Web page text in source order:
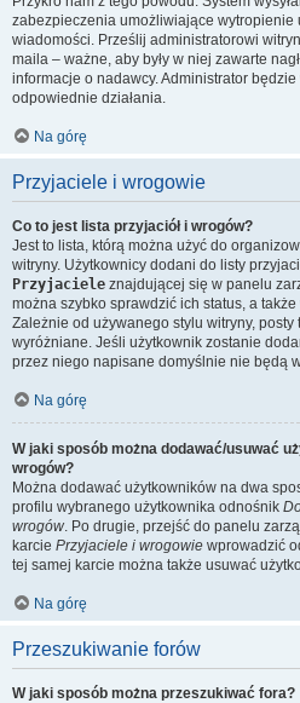
zabezpieczenia umożliwiające wytropienie
wiadomości. Prześlij administratorowi
maila – ważne, aby były w niej zawarte
informacje o nadawcy. Administrator
odpowiednie działania.
Na górę
Przyjaciele i wrogowie
Co to jest lista przyjaciół i wrogów?
Jest to lista, którą można użyć do
witryny. Użytkownicy dodani do listy
Przyjaciele znajdującej się w panelu
można szybko sprawdzić ich status, a
Zależnie od używanego stylu witryny,
wyróżniane. Jeśli użytkownik zostanie
przez niego napisane domyślnie nie będą
Na górę
W jaki sposób można dodawać/usuwać
wrogów?
Można dodawać użytkowników na dwa
profilu wybranego użytkownika odnośnik
wrogów. Po drugie, przejść do panelu
karcie Przyjaciele i wrogowie wprowadzić
tej samej karcie można także usuwać
Na górę
Przeszukiwanie forów
W jaki sposób można przeszukiwać fora?